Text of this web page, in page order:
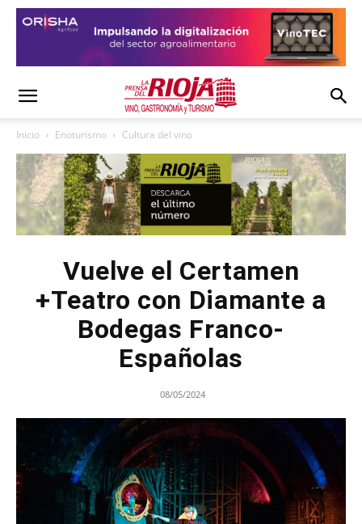
Inicio Enoturismo Cultura del vino
Vuelve el Certamen
+Teatro con Diamante a
Bodegas Franco-
Españolas
08/05/2024